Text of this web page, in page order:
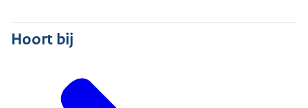
Hoort bij